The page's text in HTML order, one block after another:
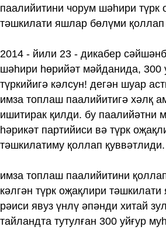
паалийитини чорум шәһири түрк
тәшкилати яшлар бөлүми қоллап
2014 - йили 23 - дикабер
шәһири һөрийәт мәйданида, 300
түркийигә кәлсун! дегән шуар
имза топлаш паалийитигә хәлқ
ишитирак қилди. бу паалийәтни
һәрикәт партийиси вә түрк
тәшкилатиму қоллап қуввәтлиди.
имза топлаш паалийитини
кәлгән түрк оҗақлири
рәиси явуз үнлү әпәнди хитай
тайландта тутулған 300 уйғур